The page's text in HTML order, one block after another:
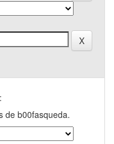
de b00fasqueda.